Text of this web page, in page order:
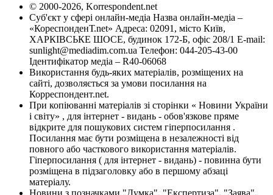
© 2000-2026, Korrespondent.net
Суб'єкт у сфері онлайн-медіа Назва онлайн-медіа –
«КореспонденТ.net» Адреса: 02091, місто Київ,
ХАРКІВСЬКЕ ШОСЕ, будинок 172-Б, офіс 208/1 E-mail:
sunlight@mediadim.com.ua Телефон: 044-205-43-00
Ідентифікатор медіа – R40-06068
Використання будь-яких матеріалів, розміщених на
сайті, дозволяється за умови посилання на
Корреспондент.net.
При копіюванні матеріалів зі сторінки « Новини України
і світу» , для інтернет - видань - обов'язкове пряме
відкрите для пошукових систем гіперпосилання .
Посилання має бути розміщена в незалежності від
повного або часткового використання матеріалів.
Гіперпосилання ( для інтернет - видань) - повинна бути
розміщена в підзаголовку або в першому абзаці
матеріалу.
Новини з позначками "Думка", "Експертиза", "Заява",